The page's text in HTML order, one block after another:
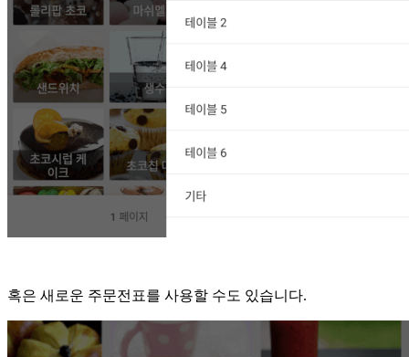
혹은 새로운 주문전표를 사용할 수도 있습니다.